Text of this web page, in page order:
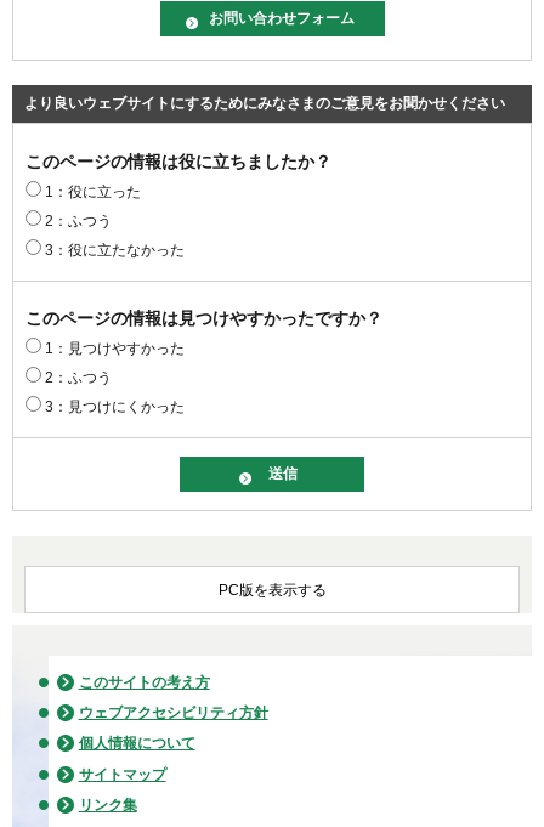
より良いウェブサイトにするためにみなさまのご意見をお聞かせください
このページの情報は役に立ちましたか？
1：役に立った
2：ふつう
3：役に立たなかった
このページの情報は見つけやすかったですか？
1：見つけやすかった
2：ふつう
3：見つけにくかった
PC版を表示する
このサイトの考え方
ウェブアクセシビリティ方針
個人情報について
サイトマップ
リンク集